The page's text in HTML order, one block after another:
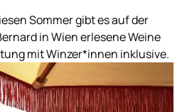
Sommer gibt es auf der
in Wien erlesene Weine
mit Winzer*innen inklusive.